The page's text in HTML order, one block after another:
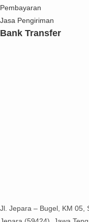
Pembayaran
Jasa Pengiriman
Bank Transfer
Jl. Jepara – Bugel, KM 05,